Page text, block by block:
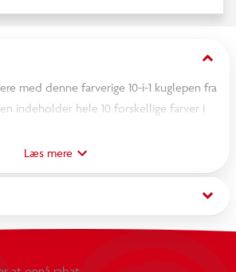
keyboard_arrow_down
med denne farverige 10-i-1 kuglepen fra
indeholder hele 10 forskellige farver i
noter, kreative opgaver eller
Det legende design med dinosauer
udtryk, som gør den både sjov at bruge
Læs mere
keyboard_arrow_down